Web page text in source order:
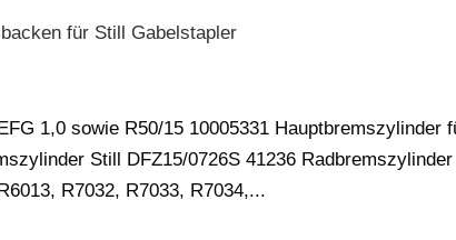
für Still Gabelstapler
1,0 sowie R50/15 10005331 Hauptbremszylinder
Still DFZ15/0726S 41236 Radbremszylinder
R7032, R7033, R7034,...